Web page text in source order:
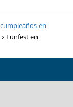
en
Funfest en